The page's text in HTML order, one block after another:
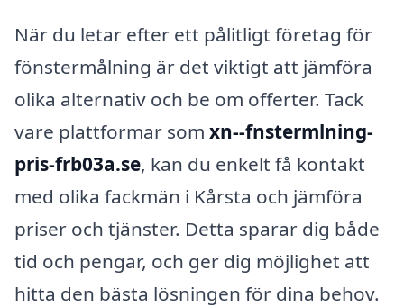
När du letar efter ett pålitligt företag för
fönstermålning är det viktigt att jämföra
olika alternativ och be om offerter. Tack
vare plattformar som xn--fnstermlning-
pris-frb03a.se, kan du enkelt få kontakt
med olika fackmän i Kårsta och jämföra
priser och tjänster. Detta sparar dig både
tid och pengar, och ger dig möjlighet att
hitta den bästa lösningen för dina behov.